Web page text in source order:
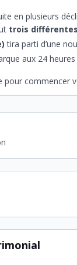
en plusieurs
trois
tira parti d’une
aux 24
pour commencer